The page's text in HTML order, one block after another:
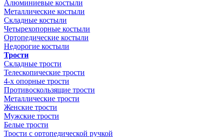
Алюминиевые костыли
Металлические костыли
Складные костыли
Четырехопорные костыли
Ортопедические костыли
Недорогие костыли
Трости
Складные трости
Телескопические трости
4-х опорные трости
Противоскользящие трости
Металлические трости
Женские трости
Мужские трости
Белые трости
Трости с ортопедической ручкой